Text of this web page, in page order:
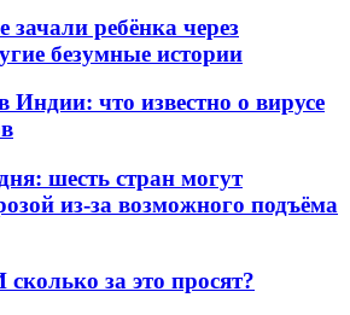
ребёнка через
безумные истории
Индии: что известно о вирусе
шесть стран могут
из-за возможного подъёма
за это просят?